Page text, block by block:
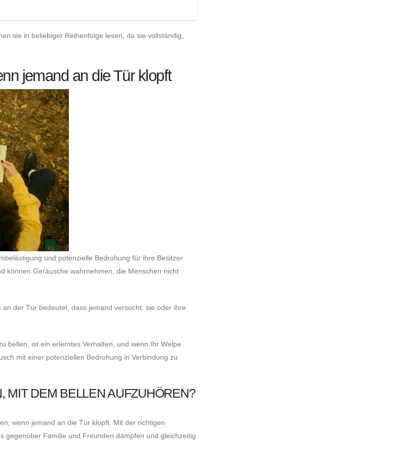
sie in beliebiger Reihenfolge lesen, da sie vollständig,
jemand an die Tür klopft
und potenzielle Bedrohung für ihre Besitzer
können Geräusche wahrnehmen, die Menschen nicht
der Tür bedeutet, dass jemand versucht, sie oder ihre
bellen, ist ein erlerntes Verhalten, und wenn Ihr Welpe
mit einer potenziellen Bedrohung in Verbindung zu
MIT DEM BELLEN AUFZUHÖREN?
wenn jemand an die Tür klopft. Mit der richtigen
gegenüber Familie und Freunden dämpfen und gleichzeitig